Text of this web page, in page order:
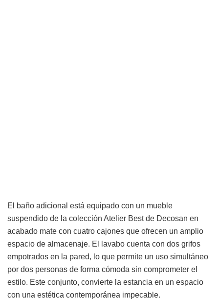
El baño adicional está equipado con un mueble
suspendido de la colección Atelier Best de Decosan en
acabado mate con cuatro cajones que ofrecen un amplio
espacio de almacenaje. El lavabo cuenta con dos grifos
empotrados en la pared, lo que permite un uso simultáneo
por dos personas de forma cómoda sin comprometer el
estilo. Este conjunto, convierte la estancia en un espacio
con una estética contemporánea impecable.